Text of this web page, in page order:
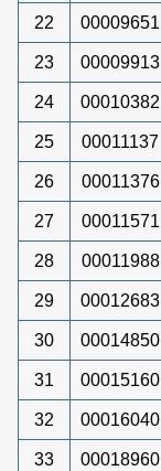
22 00009651
23 00009913
24 00010382
25 00011137
26 00011376
27 00011571
28 00011988
29 00012683
30 00014850
31 00015160
32 00016040
33 00018960